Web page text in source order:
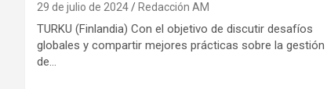
29 de julio de 2024 Redacción AM
TURKU (Finlandia) Con el objetivo de discutir desafíos
globales y compartir mejores prácticas sobre la gestión
de…